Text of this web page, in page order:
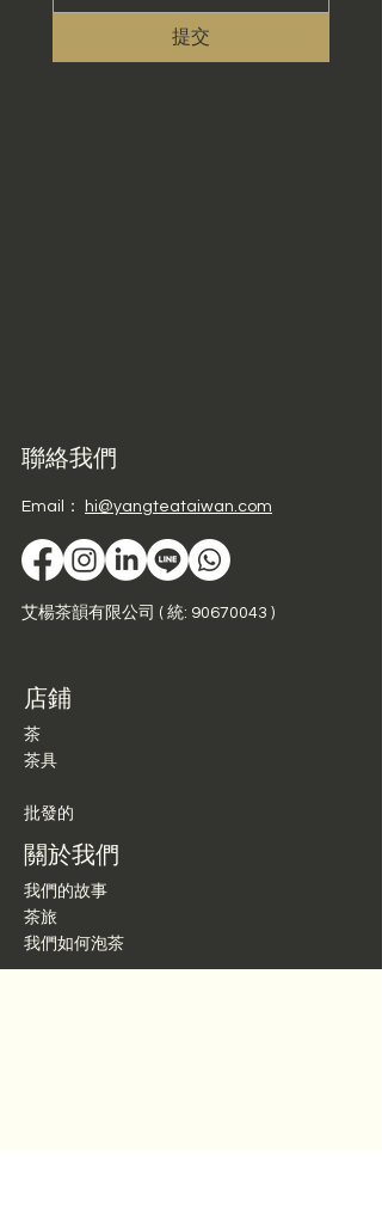
提交
聯絡我們
Email： hi@yangteataiwan.com
艾楊茶韻有限公司 ( 統: 90670043 )
店鋪
茶
茶具
批發的
關於我們
我們的故事
茶旅
我們如何泡茶